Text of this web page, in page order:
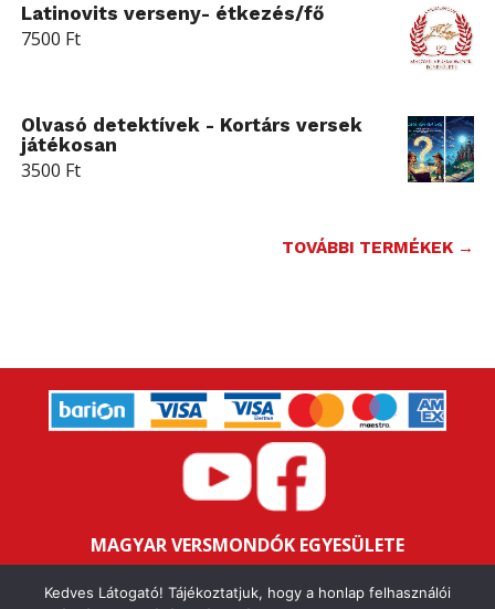
Latinovits verseny- étkezés/fő
7500 Ft
Olvasó detektívek - Kortárs versek
játékosan
3500 Ft
TOVÁBBI TERMÉKEK →
MAGYAR VERSMONDÓK EGYESÜLETE
Bankszámlaszám: 16200106-11646259
Kedves Látogató! Tájékoztatjuk, hogy a honlap felhasználói